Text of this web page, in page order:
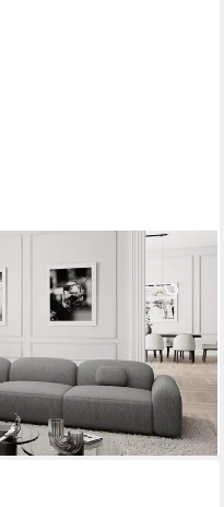
Eck Couch Barcelona